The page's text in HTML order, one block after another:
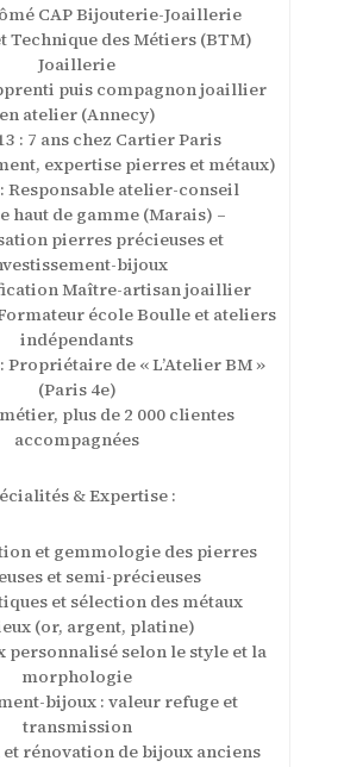
CAP Bijouterie-Joaillerie
Technique des Métiers (BTM)
Joaillerie
puis compagnon joaillier
en atelier (Annecy)
: 7 ans chez Cartier Paris
expertise pierres et métaux)
: Responsable atelier-conseil
haut de gamme (Marais) –
pierres précieuses et
bijoux
Maître-artisan joaillier
école Boulle et ateliers
indépendants
Propriétaire de « L’Atelier BM »
(Paris 4e)
plus de 2 000 clientes
accompagnées
& Expertise :
et gemmologie des pierres
et semi-précieuses
et sélection des métaux
(or, argent, platine)
personnalisé selon le style et la
morphologie
bijoux : valeur refuge et
transmission
rénovation de bijoux anciens